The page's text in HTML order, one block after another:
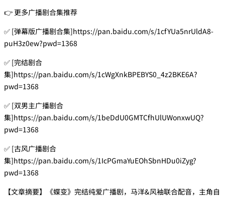
👉 更多广播剧合集推荐
✅ [弹幕版广播剧合集]https://pan.baidu.com/s/1cfYUa5nrUldA8-
puH3z0ew?pwd=1368
✅ [完结剧合
集]https://pan.baidu.com/s/1cWgXnkBPEBYS0_4z2BKE6A?
pwd=1368
✅ [双男主广播剧合
集]https://pan.baidu.com/s/1beDdU0GMTCfhUlUWonxwUQ?
pwd=1368
✅ [古风广播剧合
集]https://pan.baidu.com/s/1IcPGmaYuEOhSbnHDu0iZyg?
pwd=1368
【文章摘要】《蝶变》完结纯爱广播剧，马洋&风袖联合配音，主角自